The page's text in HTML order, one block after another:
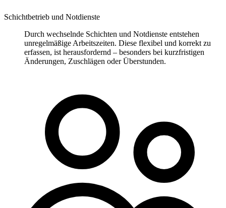
Schichtbetrieb und Notdienste
Durch wechselnde Schichten und Notdienste entstehen
unregelmäßige Arbeitszeiten. Diese flexibel und korrekt zu
erfassen, ist herausfordernd – besonders bei kurzfristigen
Änderungen, Zuschlägen oder Überstunden.